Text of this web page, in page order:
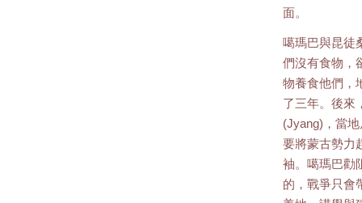
面。
噶瑪巴與昆徒
們沒有食物，
物養食他們，
了三年。後來
(Jyang)，當
要將蒙古勢力
袖。噶瑪巴勸
的，戰爭只會